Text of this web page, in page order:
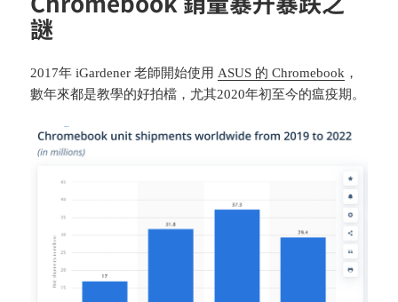
謎
2017年 iGardener 老師開始使用 ASUS 的 Chromebook ，
數年來都是教學的好拍檔，尤其2020年初至今的瘟疫期。